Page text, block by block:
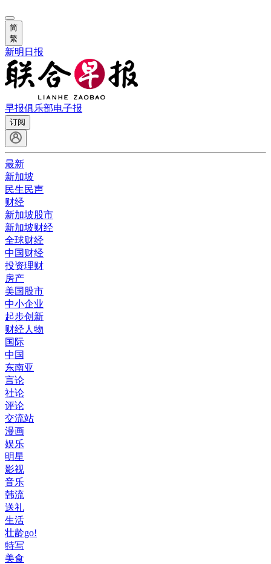
简
繁
新明日报
早报俱乐部电子报
订阅
最新
新加坡
民生民声
财经
新加坡股市
新加坡财经
全球财经
中国财经
投资理财
房产
美国股市
中小企业
起步创新
财经人物
国际
中国
东南亚
言论
社论
评论
交流站
漫画
娱乐
明星
影视
音乐
韩流
送礼
生活
壮龄go!
特写
美食